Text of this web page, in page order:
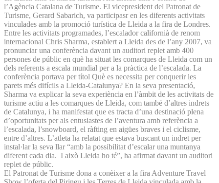
l’Agència Catalana de Turisme. El vicepresident del Patronat de
Turisme, Gerard Sabarich, va participasr en les diferents activitats
vinculades amb la promoció turística de Lleida a la fira de Londres.
Entre les activitats programades, l’escalador californià de renom
internacional Chris Sharma, establert a Lleida des de l’any 2007, va
pronunciar una conferència davant un auditori replet amb 400
persones de públic en què ha situat les comarques de Lleida com un
dels referents a escala mundial per a la pràctica de l’escalada. La
conferència portava per títol Què es necessita per conquerir les
parets més difícils a Lleida-Catalunya? En la seva presentació,
Sharma va explicar la seva experiència en l’àmbit de les activitats de
turisme actiu a les comarques de Lleida, com també d’altres indrets
de Catalunya, i ha manifestat que es tracta d’una destinació plena
d’oportunitats per als entusiastes de l’aventura amb referència a
l’escalada, l’snowboard, el ràfting en aigües braves i el ciclisme,
entre d’altres. L’atleta ha relatat que estava buscant un indret per
instal·lar la seva llar “amb la possibilitat d’escalar una muntanya
diferent cada dia. I això Lleida ho té”, ha afirmat davant un auditori
replet de públic.
El Patronat de Turisme dona a conèixer a la fira Adventure Travel